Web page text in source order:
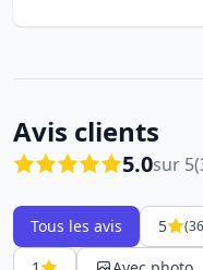
Avis clients
5.0sur 5
Tous les avis 5